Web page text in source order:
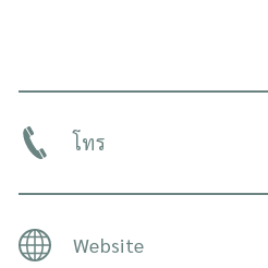
โทร
Website